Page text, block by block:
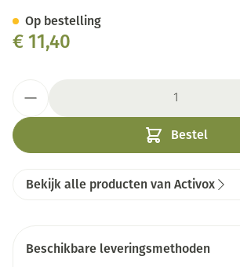
€ 11,40
Bestel
Op bestelling
Bekijk alle producten van Activox
Beschikbare leveringsmethoden